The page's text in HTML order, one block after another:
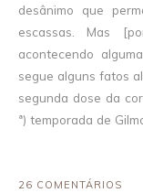
desânimo que
escassas. Mas
acontecendo
segue alguns fatos
segunda dose da
ª) temporada de
26 COMENTÁRIOS